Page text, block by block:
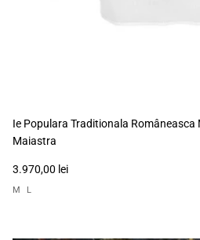
Ie Populara Traditionala Româneasca
Maiastra
3.970,00 lei
M L